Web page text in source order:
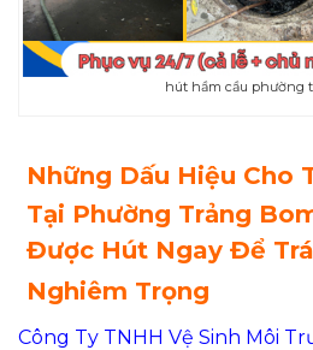
hút hầm cầu phường
Những Dấu Hiệu Cho
Tại Phường Trảng
Được Hút Ngay Để
Nghiêm Trọng
Công Ty TNHH Vệ Sinh Môi